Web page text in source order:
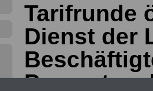
Tarifrunde
Dienst der
Prozent